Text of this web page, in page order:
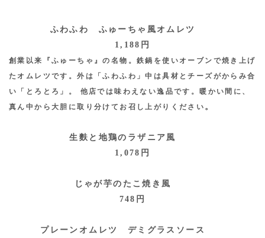
ふわふわ ふゅーちゃ風オムレツ
1,188円
創業以来『ふゅーちゃ』の名物。鉄鍋を使いオーブンで焼き上げ
たオムレツです。外は「ふわふわ」中は具材とチーズがからみ合
い「とろとろ」。 他店では味わえない逸品です。暖かい間に、
真ん中から大胆に取り分けてお召し上がりください 。
生麩と地鶏のラザニア風
1,078円
じゃが芋のたこ焼き風
748円
プレーンオムレツ デミグラスソース